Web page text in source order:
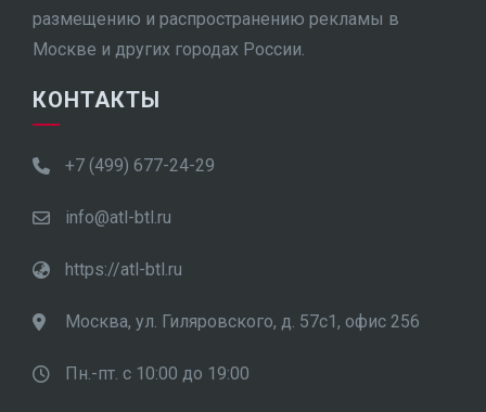
размещению и распространению рекламы в
Москве и других городах России.
КОНТАКТЫ
+7 (499) 677-24-29
info@atl-btl.ru
https://atl-btl.ru
Москва, ул. Гиляровского, д. 57с1, офис 256
Пн.-пт. с 10:00 до 19:00